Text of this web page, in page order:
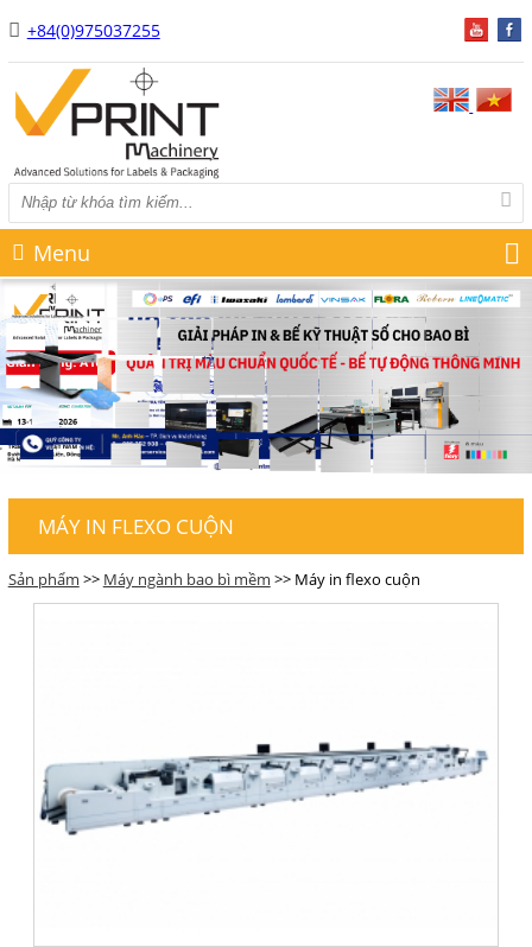
+84(0)975037255
Menu
MÁY IN FLEXO CUỘN
Sản phẩm >> Máy ngành bao bì mềm >> Máy in flexo cuộn